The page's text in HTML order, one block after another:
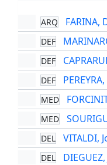
ARQ FARINA,
DEF
DEF
DEF
MED
MED
DEL VITALDI,
DEL